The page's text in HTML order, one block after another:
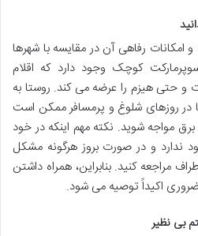
امکانات رفاهی آن در مقایسه با شهرها
کوچک وجود دارد که اقلام
و حتی هیزم را عرضه می کند. روستا به
روزهای شلوغ و پرمسافر ممکن است
مواجه شوید. نکته مهم اینکه در خود
ندارد و در صورت بروز هرگونه مشکل
مراجعه کنید. بنابراین، همراه داشتن
اکیداً توصیه می شود.
بی نظیر